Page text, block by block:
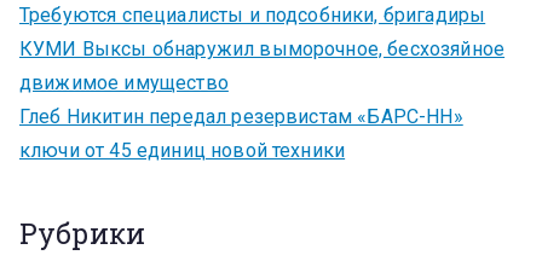
Требуются специалисты и подсобники, бригадиры
КУМИ Выксы обнаружил выморочное, бесхозяйное
движимое имущество
Глеб Никитин передал резервистам «БАРС-НН»
ключи от 45 единиц новой техники
Рубрики